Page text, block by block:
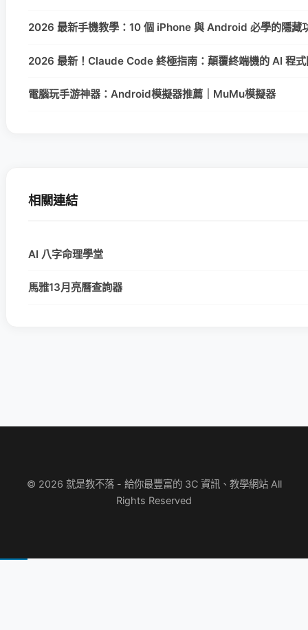
2026 最新手機教學：10 個 iPhone 與 Android 必學的隱藏
2026 最新！Claude Code 終極指南：顛覆終端機的 AI 程式
電腦玩手游神器：Android模擬器推薦｜MuMu模擬器
相關連結
AI 八字命理學堂
馬雅13月亮曆查詢器
© 2026 就是教不落 - 給你最豐富的 3C 資訊、教學網站 All
Rights Reserved